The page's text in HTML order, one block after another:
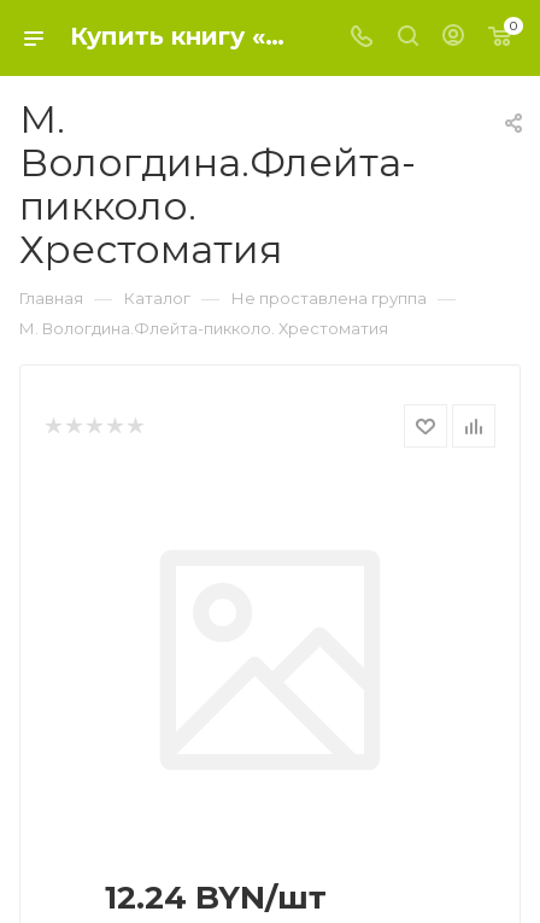
Купить книгу «М. Вологдина.Флейта-пикколо. Хрестоматия» 0, - Не проставлена группа 0
М.
Вологдина.Флейта-
пикколо.
Хрестоматия
Главная — Каталог — Не проставлена группа —
М. Вологдина.Флейта-пикколо. Хрестоматия
12.24 BYN/шт